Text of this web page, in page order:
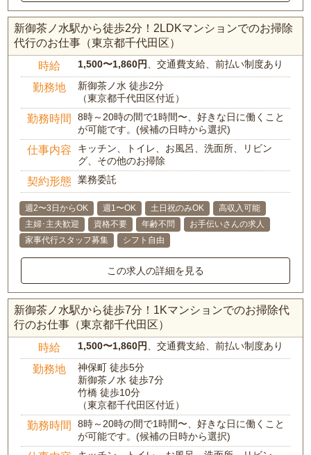
新御茶ノ水駅から徒歩2分！2LDKマンションでのお掃除
代行のお仕事（東京都千代田区）
時給 1,500〜1,860円、交通費支給、前払い制度あり
勤務地
新御茶ノ水 徒歩2分
（東京都千代田区付近）
勤務時間
8時～20時の間で1時間〜、好きな日に働くこと
が可能です。(候補の日時から選択)
仕事内容
キッチン、トイレ、お風呂、洗面所、リビン
グ、その他のお掃除
契約形態 業務委託
週2〜3日からOK 週1〜OK 土日祝のみOK
高収入可能
主婦･主夫歓迎
資格不要 年齢不問
お手伝いさんの求人
家事代行スタッフ募集
シフト自由
この求人の詳細を見る
新御茶ノ水駅から徒歩7分！1Kマンションでのお掃除代
行のお仕事（東京都千代田区）
時給 1,500〜1,860円、交通費支給、前払い制度あり
勤務地
神保町 徒歩5分
新御茶ノ水 徒歩7分
竹橋 徒歩10分
（東京都千代田区付近）
勤務時間
8時～20時の間で1時間〜、好きな日に働くこと
が可能です。(候補の日時から選択)